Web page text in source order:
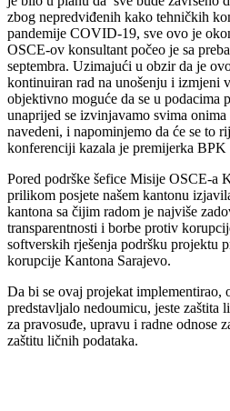
Prema riječima premijerke Bosansko-
Aide Obuće, uspostava registra će
sprječavanje sukoba privatnog
funkciju te doprinijeti jačanju
transparentnosti u vršenju javnih
stvoriti pretpostavke za podizanje
institucije Kantona. S obzirom da
tehničke i informatičke preduslove za
dostupnost većem broju korisnika,
sredstva koja nisu bila planirana u
rješenja i nadoknada za IT
bit će finansirana zahvaljujući Misiji